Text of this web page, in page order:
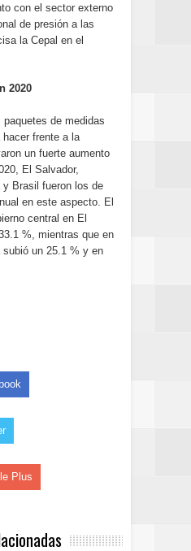
con el sector externo
de presión a las
la Cepal en el
2020
de medidas
hacer frente a la
un fuerte aumento
El Salvador,
y Brasil fueron los de
en este aspecto. El
central en El
%, mientras que en
subió un 25.1 % y en
Plus